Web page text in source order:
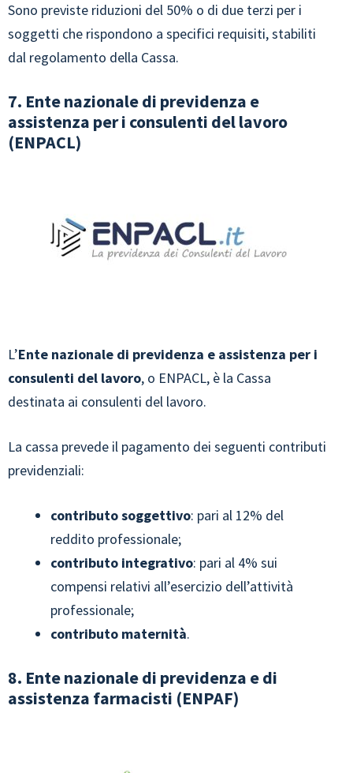
Sono previste riduzioni del 50% o di due terzi per i
soggetti che rispondono a specifici requisiti, stabiliti
dal regolamento della Cassa.
7. Ente nazionale di previdenza e
assistenza per i consulenti del lavoro
(ENPACL)
L’Ente nazionale di previdenza e assistenza per i
consulenti del lavoro, o ENPACL, è la Cassa
destinata ai consulenti del lavoro.
La cassa prevede il pagamento dei seguenti contributi
previdenziali:
contributo soggettivo: pari al 12% del
reddito professionale;
contributo integrativo: pari al 4% sui
compensi relativi all’esercizio dell’attività
professionale;
contributo maternità.
8. Ente nazionale di previdenza e di
assistenza farmacisti (ENPAF)